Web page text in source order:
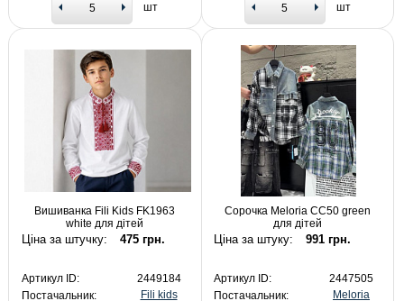
шт шт
Вишиванка Fili Kids FK1963
white для дітей
Ціна за штучку: 475 грн.
Артикул ID:
2449184
Постачальник:
Fili kids
Сорочка Meloria CC50 green
для дітей
Ціна за штуку: 991 грн.
Артикул ID:
2447505
Постачальник:
Meloria